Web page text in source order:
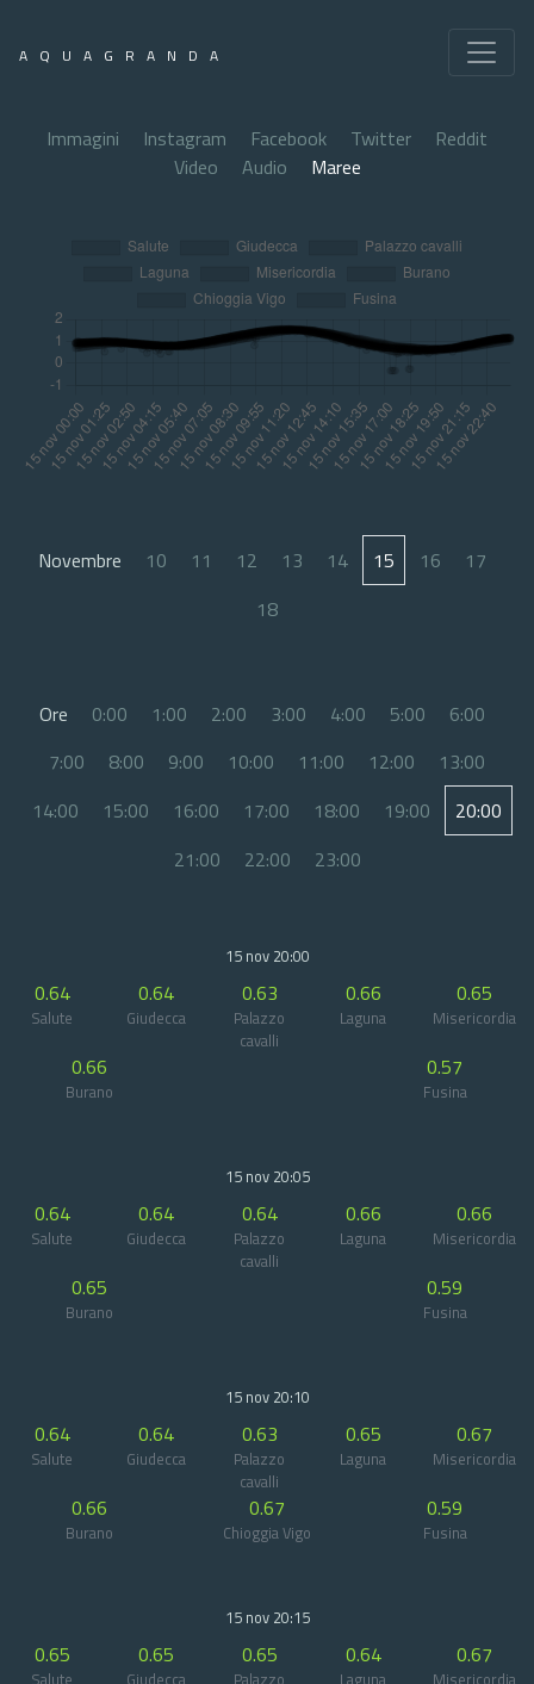
AQUAGRANDA
Immagini Instagram Facebook Twitter
Reddit
Video
Audio Maree
Novembre 10 11 12 13 14 15 16
17
18
Ore 0:00 1:00 2:00 3:00 4:00 5:00
6:00
7:00
8:00 9:00 10:00 11:00 12:00
13:00
14:00
15:00 16:00 17:00 18:00 19:00
20:00
21:00
22:00 23:00
15 nov 20:00
0.64
Salute
0.64
Giudecca
0.63
Palazzo
cavalli
0.66
Laguna
0.65
Misericordia
0.66
Burano
0.57
Fusina
15 nov 20:05
0.64
Salute
0.64
Giudecca
0.64
Palazzo
cavalli
0.66
Laguna
0.66
Misericordia
0.65
Burano
0.59
Fusina
15 nov 20:10
0.64
Salute
0.64
Giudecca
0.63
Palazzo
cavalli
0.65
Laguna
0.67
Misericordia
0.66
Burano
0.67
Chioggia Vigo
0.59
Fusina
15 nov 20:15
0.65
Salute
0.65
Giudecca
0.65
Palazzo
0.64
Laguna
0.67
Misericordia